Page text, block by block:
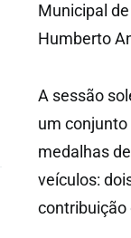
Municipal
Humberto
A sessão
um
medalhas
veículos:
contribuição